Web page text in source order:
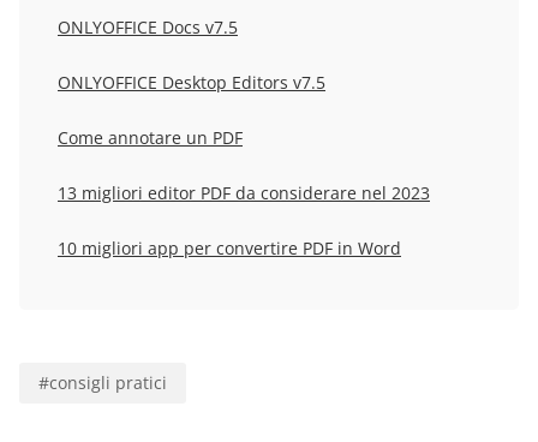
ONLYOFFICE Docs v7.5
ONLYOFFICE Desktop Editors v7.5
Come annotare un PDF
13 migliori editor PDF da considerare nel 2023
10 migliori app per convertire PDF in Word
#consigli pratici